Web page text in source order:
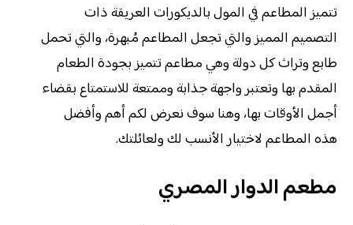
تتميز المطاعم في المول بالديكورات العريقة ذات
التصميم المميز والتي تجعل المطاعم مُبهرة، والتي تحمل
طابع وتراث كل دولة وهي مطاعم تتميز بجودة الطعام
المقدم بها وتعتبر واجهة جذابة وممتعة للاستمتاع بقضاء
أجمل الأوقات بها، وهنا سوف نعرض لكم أهم وأفضل
هذه المطاعم لاختيار الأنسب لك ولعائلتك.
مطعم الدوار المصري